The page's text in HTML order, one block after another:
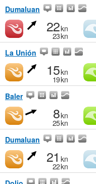
Dumaluan
22kn
23kn
La Unión
15kn
19kn
Baler
8kn
25kn
Dumaluan
21 kn
22kn